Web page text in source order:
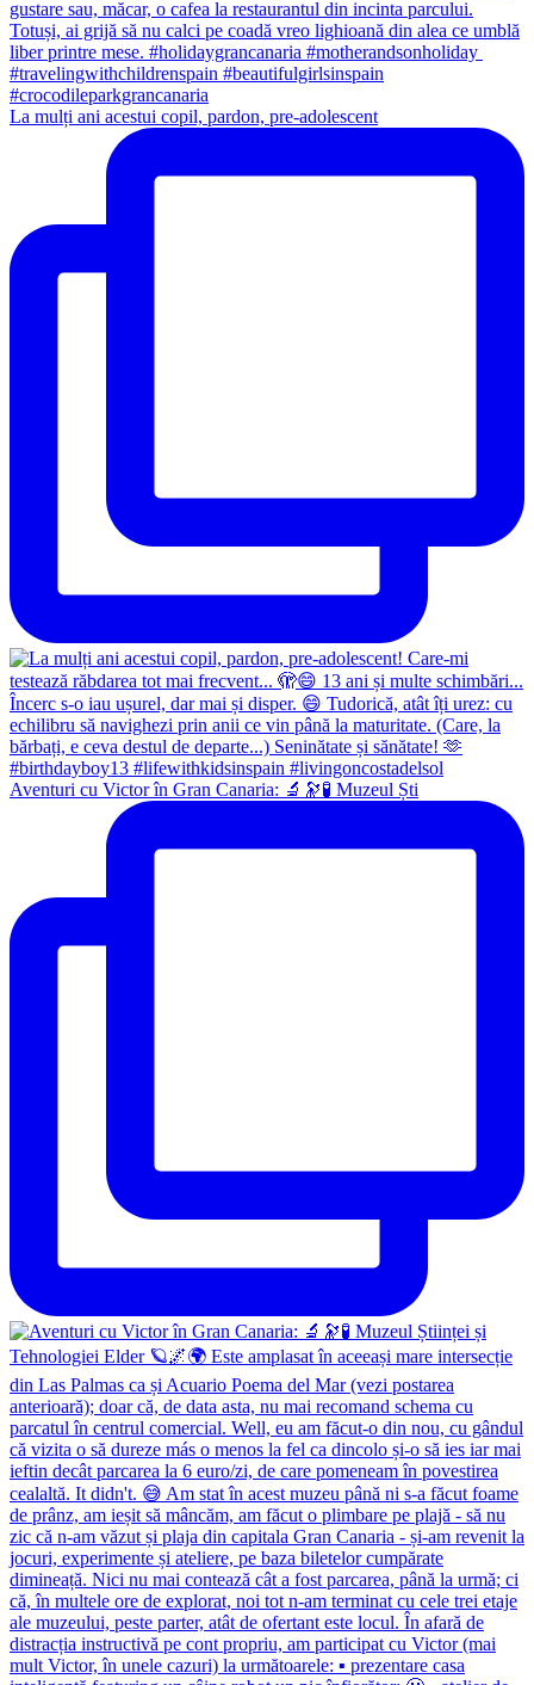
La mulți ani acestui copil, pardon, pre-adolescent
Aventuri cu Victor în Gran Canaria: 🔬🔭🧪 Muzeul Ști